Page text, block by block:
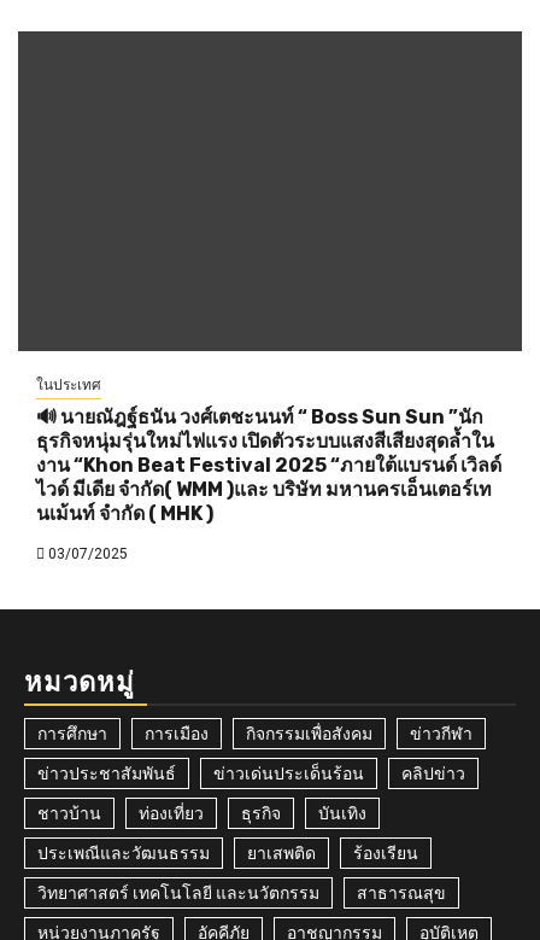
ในประเทศ
🔊 นายณัฎฐ์ธนัน วงศ์เตชะนนท์ “ Boss Sun Sun ”นัก
ธุรกิจหนุ่มรุ่นใหม่ไฟแรง เปิดตัวระบบแสงสีเสียงสุดล้ำใน
งาน “Khon Beat Festival 2025 “ภายใต้แบรนด์ เวิลด์
ไวด์ มีเดีย จำกัด( WMM )และ บริษัท มหานครเอ็นเตอร์เท
นเม้นท์ จำกัด ( MHK )
03/07/2025
หมวดหมู่
การศึกษา การเมือง กิจกรรมเพื่อสังคม ข่าวกีฬา
ข่าวประชาสัมพันธ์ ข่าวเด่นประเด็นร้อน คลิปข่าว
ชาวบ้าน ท่องเที่ยว ธุรกิจ บันเทิง
ประเพณีและวัฒนธรรม ยาเสพติด ร้องเรียน
วิทยาศาสตร์ เทคโนโลยี และนวัตกรรม สาธารณสุข
หน่วยงานภาครัฐ อัคคีภัย อาชญากรรม อุบัติเหตุ